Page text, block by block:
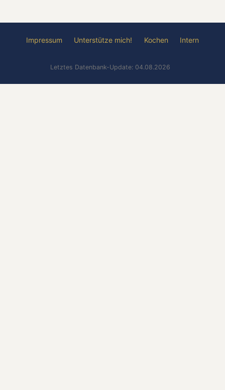
Impressum Unterstütze mich! Kochen Intern
Letztes Datenbank-Update: 04.08.2026